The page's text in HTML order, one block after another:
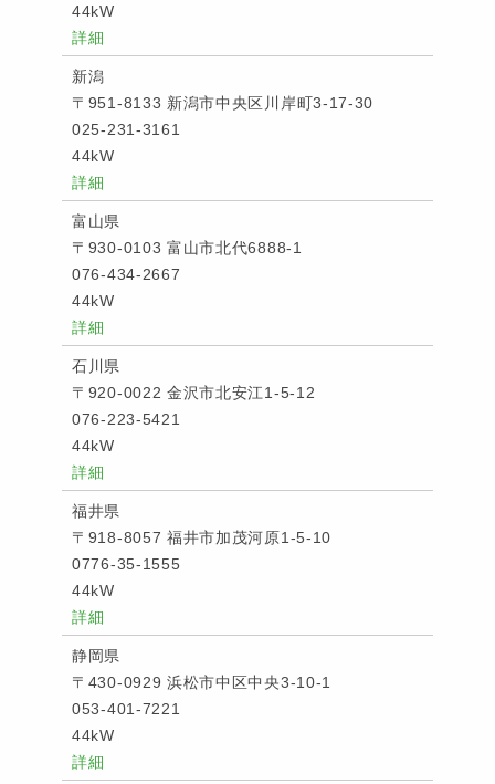
44kW
詳細
新潟
〒951-8133 新潟市中央区川岸町3-17-30
025-231-3161
44kW
詳細
富山県
〒930-0103 富山市北代6888-1
076-434-2667
44kW
詳細
石川県
〒920-0022 金沢市北安江1-5-12
076-223-5421
44kW
詳細
福井県
〒918-8057 福井市加茂河原1-5-10
0776-35-1555
44kW
詳細
静岡県
〒430-0929 浜松市中区中央3-10-1
053-401-7221
44kW
詳細